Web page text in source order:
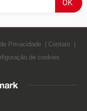
Privacidade
Contato
de cookies